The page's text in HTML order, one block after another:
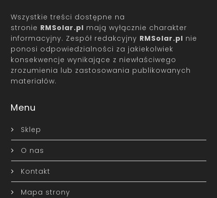
Wszystkie treści dostępne na
stronie RMSolar.pl mają wyłącznie charakter
informacyjny. Zespół redakcyjny RMSolar.pl nie
ponosi odpowiedzialności za jakiekolwiek
konsekwencje wynikające z niewłaściwego
zrozumienia lub zastosowania publikowanych
materiałów.
Menu
Sklep
O nas
Kontakt
Mapa strony